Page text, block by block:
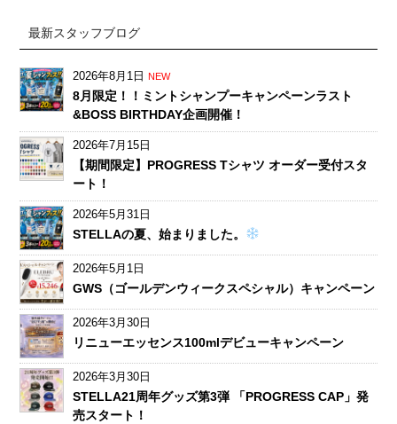
最新スタッフブログ
2026年8月1日 NEW
8月限定！！ミントシャンプーキャンペーンラスト
&BOSS BIRTHDAY企画開催！
2026年7月15日
【期間限定】PROGRESS Tシャツ オーダー受付スタ
ート！
2026年5月31日
STELLAの夏、始まりました。
2026年5月1日
GWS（ゴールデンウィークスペシャル）キャンペーン
2026年3月30日
リニューエッセンス100mlデビューキャンペーン
2026年3月30日
STELLA21周年グッズ第3弾 「PROGRESS CAP」発
売スタート！